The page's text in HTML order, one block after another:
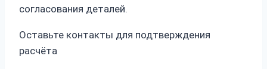
согласования деталей.
Оставьте контакты для подтверждения
расчёта